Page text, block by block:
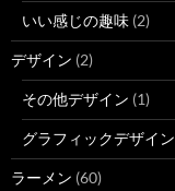
いい感じの趣味 (2)
デザイン (2)
その他デザイン (1)
グラフィックデザイン
ラーメン (60)